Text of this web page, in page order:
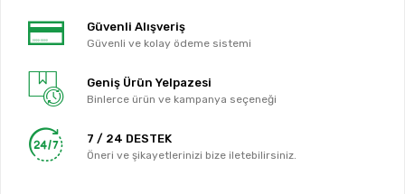
Güvenli Alışveriş
Güvenli ve kolay ödeme sistemi
Geniş Ürün Yelpazesi
Binlerce ürün ve kampanya seçeneği
7 / 24 DESTEK
Öneri ve şikayetlerinizi bize iletebilirsiniz.